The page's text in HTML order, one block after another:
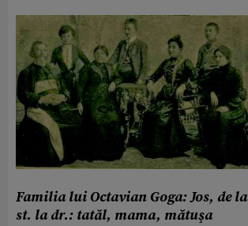
Familia lui Octavian Goga: Jos, de la
st. la dr.: tatăl, mama, mătuşa